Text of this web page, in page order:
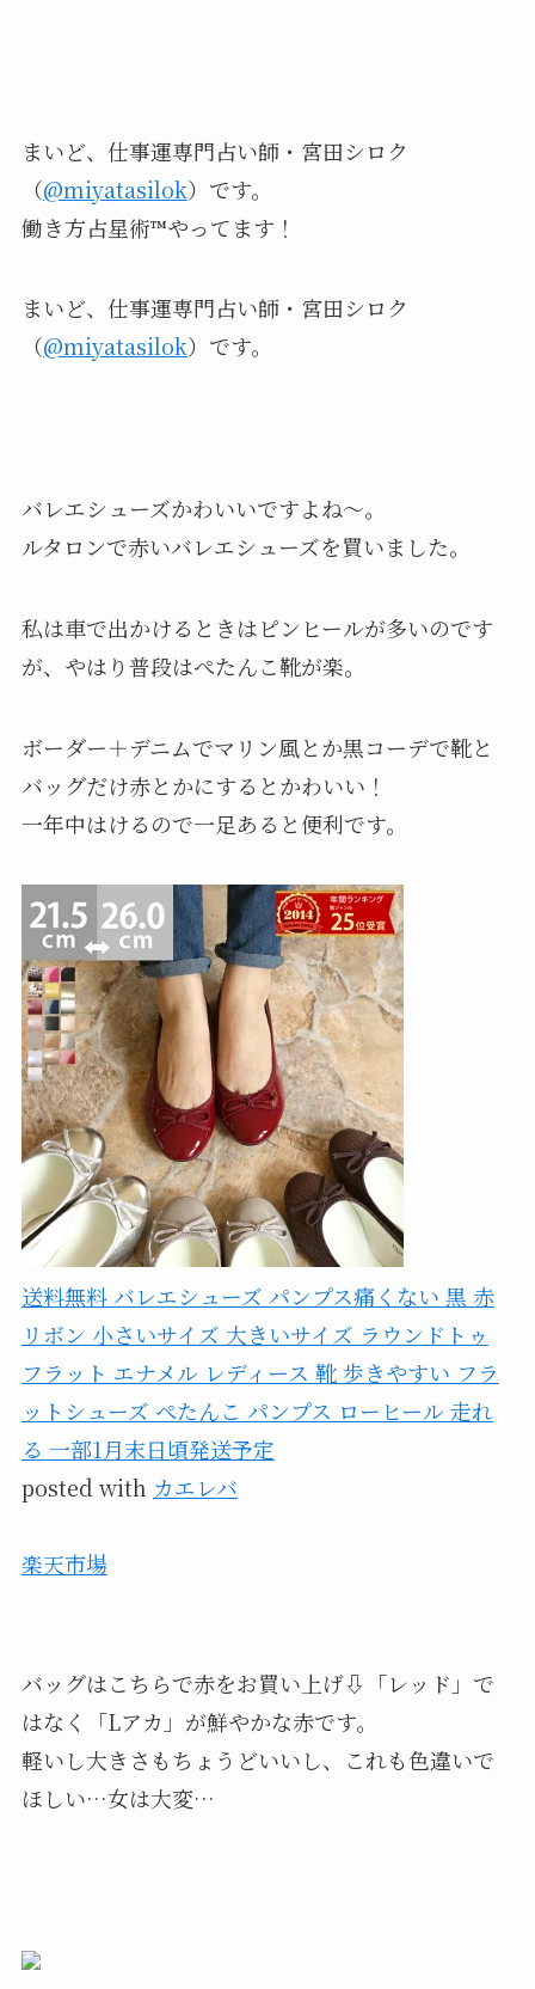
まいど、仕事運専門占い師・宮田シロク
（@miyatasilok） です。
働き方占星術™︎やってます！
まいど、仕事運専門占い師・宮田シロク
（@miyatasilok）です。
バレエシューズかわいいですよね〜。
ルタロンで赤いバレエシューズを買いました。
私は車で出かけるときはピンヒールが多いのです
が、やはり普段はぺたんこ靴が楽。
ボーダー＋デニムでマリン風とか黒コーデで靴と
バッグだけ赤とかにするとかわいい！
一年中はけるので一足あると便利です。
送料無料 バレエシューズ パンプス痛くない 黒 赤
リボン 小さいサイズ 大きいサイズ ラウンドトゥ
フラット エナメル レディース 靴 歩きやすい フラ
ットシューズ ぺたんこ パンプス ローヒール 走れ
る 一部1月末日頃発送予定
posted with カエレバ
楽天市場
バッグはこちらで赤をお買い上げ⇩「レッド」で
はなく「Lアカ」が鮮やかな赤です。
軽いし大きさもちょうどいいし、これも色違いで
ほしい…女は大変…